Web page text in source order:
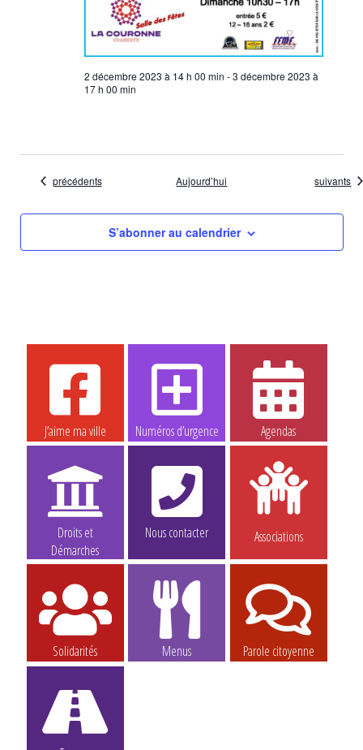
2 décembre 2023 à 14 h 00 min -3 décembre 2023 à
17 h 00 min
Évènements
précédents Aujourd’hui suivants
S’abonner au calendrier
J’aime ma ville Numéros d’urgence Agendas
Droits et
Démarches
Nous contacter Associations
Solidarités Menus Parole citoyenne